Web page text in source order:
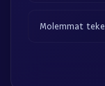
Molemmat